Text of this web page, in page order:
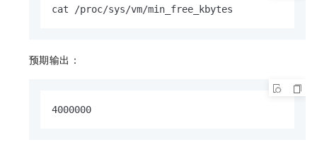
cat /proc/sys/vm/min_free_kbytes
预期输出：
4000000